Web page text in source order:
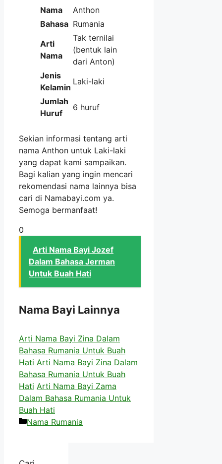
Nama
Anthon
Bahasa Rumania
Arti
Nama
Tak ternilai
(bentuk lain
dari Anton)
Jenis
Kelamin
Laki-laki
Jumlah
Huruf
6 huruf
Sekian informasi tentang arti
nama Anthon untuk Laki-laki
yang dapat kami sampaikan.
Bagi kalian yang ingin mencari
rekomendasi nama lainnya bisa
cari di Namabayi.com ya.
Semoga bermanfaat!
0
Arti Nama Bayi Jozef
Dalam Bahasa Jerman
Untuk Buah Hati
Nama Bayi Lainnya
Arti Nama Bayi Zina Dalam
Bahasa Rumania Untuk Buah
Hati Arti Nama Bayi Zina Dalam
Bahasa Rumania Untuk Buah
Hati Arti Nama Bayi Zama
Dalam Bahasa Rumania Untuk
Buah Hati
Kategori
Nama Rumania